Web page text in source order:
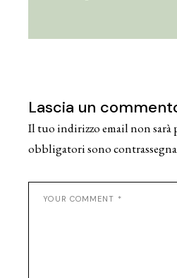
Lascia un
Il tuo indirizzo email non sarà
obbligatori sono